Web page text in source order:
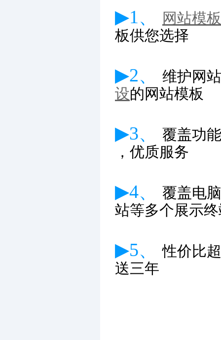
▶1、
网站模板
板供您选择
▶2、
维护网
设的网站模板
▶3、
覆盖功
，优质服务
▶4、
覆盖电
站等多个展示
▶5、性价比
送三年